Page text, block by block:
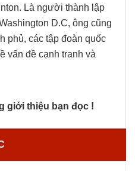
Là người thành lập
D.C, ông cũng
phủ, các tập đoàn quốc
vấn đề cạnh tranh và
giới thiệu bạn đọc !